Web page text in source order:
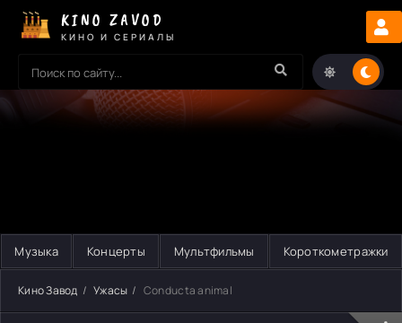
KINO ZAVOD
КИНО И СЕРИАЛЫ
Музыка Концерты Мультфильмы Короткометражки
Кино Завод Ужасы Conducta animal